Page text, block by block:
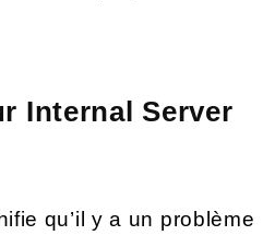
Internal Server
qu’il y a un problème